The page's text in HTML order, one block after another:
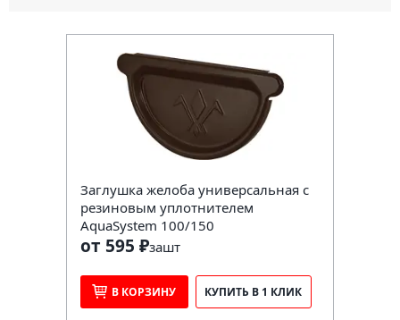
Заглушка желоба универсальная с
резиновым уплотнителем
AquaSystem 100/150
от 595 ₽зашт
В КОРЗИНУ КУПИТЬ В 1 КЛИК